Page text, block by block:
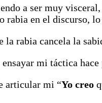
a ser muy
rabia en el discurso,
la rabia cancela la
mi táctica
articular mi “Yo creo